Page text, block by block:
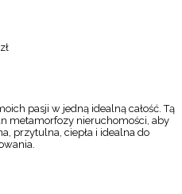
zł
pasji w jedną idealną całość. Tą
metamorfozy nieruchomości, aby
przytulna, ciepła i idealna do